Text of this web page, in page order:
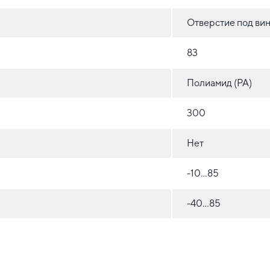
Отверстие под
83
Полиамид (РА)
300
Нет
-10…85
-40…85